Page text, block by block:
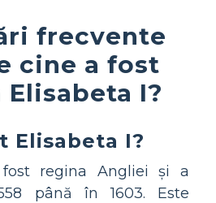
frecvente
cine a fost
I?
Elisabeta I?
regina Angliei și a
până în 1603. Este